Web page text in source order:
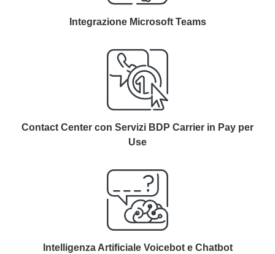
Integrazione Microsoft Teams
Contact Center con Servizi BDP Carrier in Pay per
Use
Intelligenza Artificiale Voicebot e Chatbot